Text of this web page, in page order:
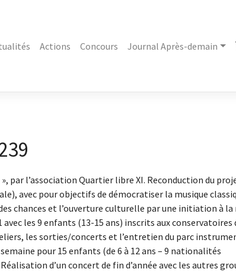
Actions Concours Journal Après-demain
par l’association Quartier libre XI. Reconduction du
avec pour objectifs de démocratiser la musique
chances et l’ouverture culturelle par une initiation à la
les 9 enfants (13-15 ans) inscrits aux conservatoires
les sorties/concerts et l’entretien du parc
pour 15 enfants (de 6 à 12 ans – 9 nationalités
d’un concert de fin d’année avec les autres